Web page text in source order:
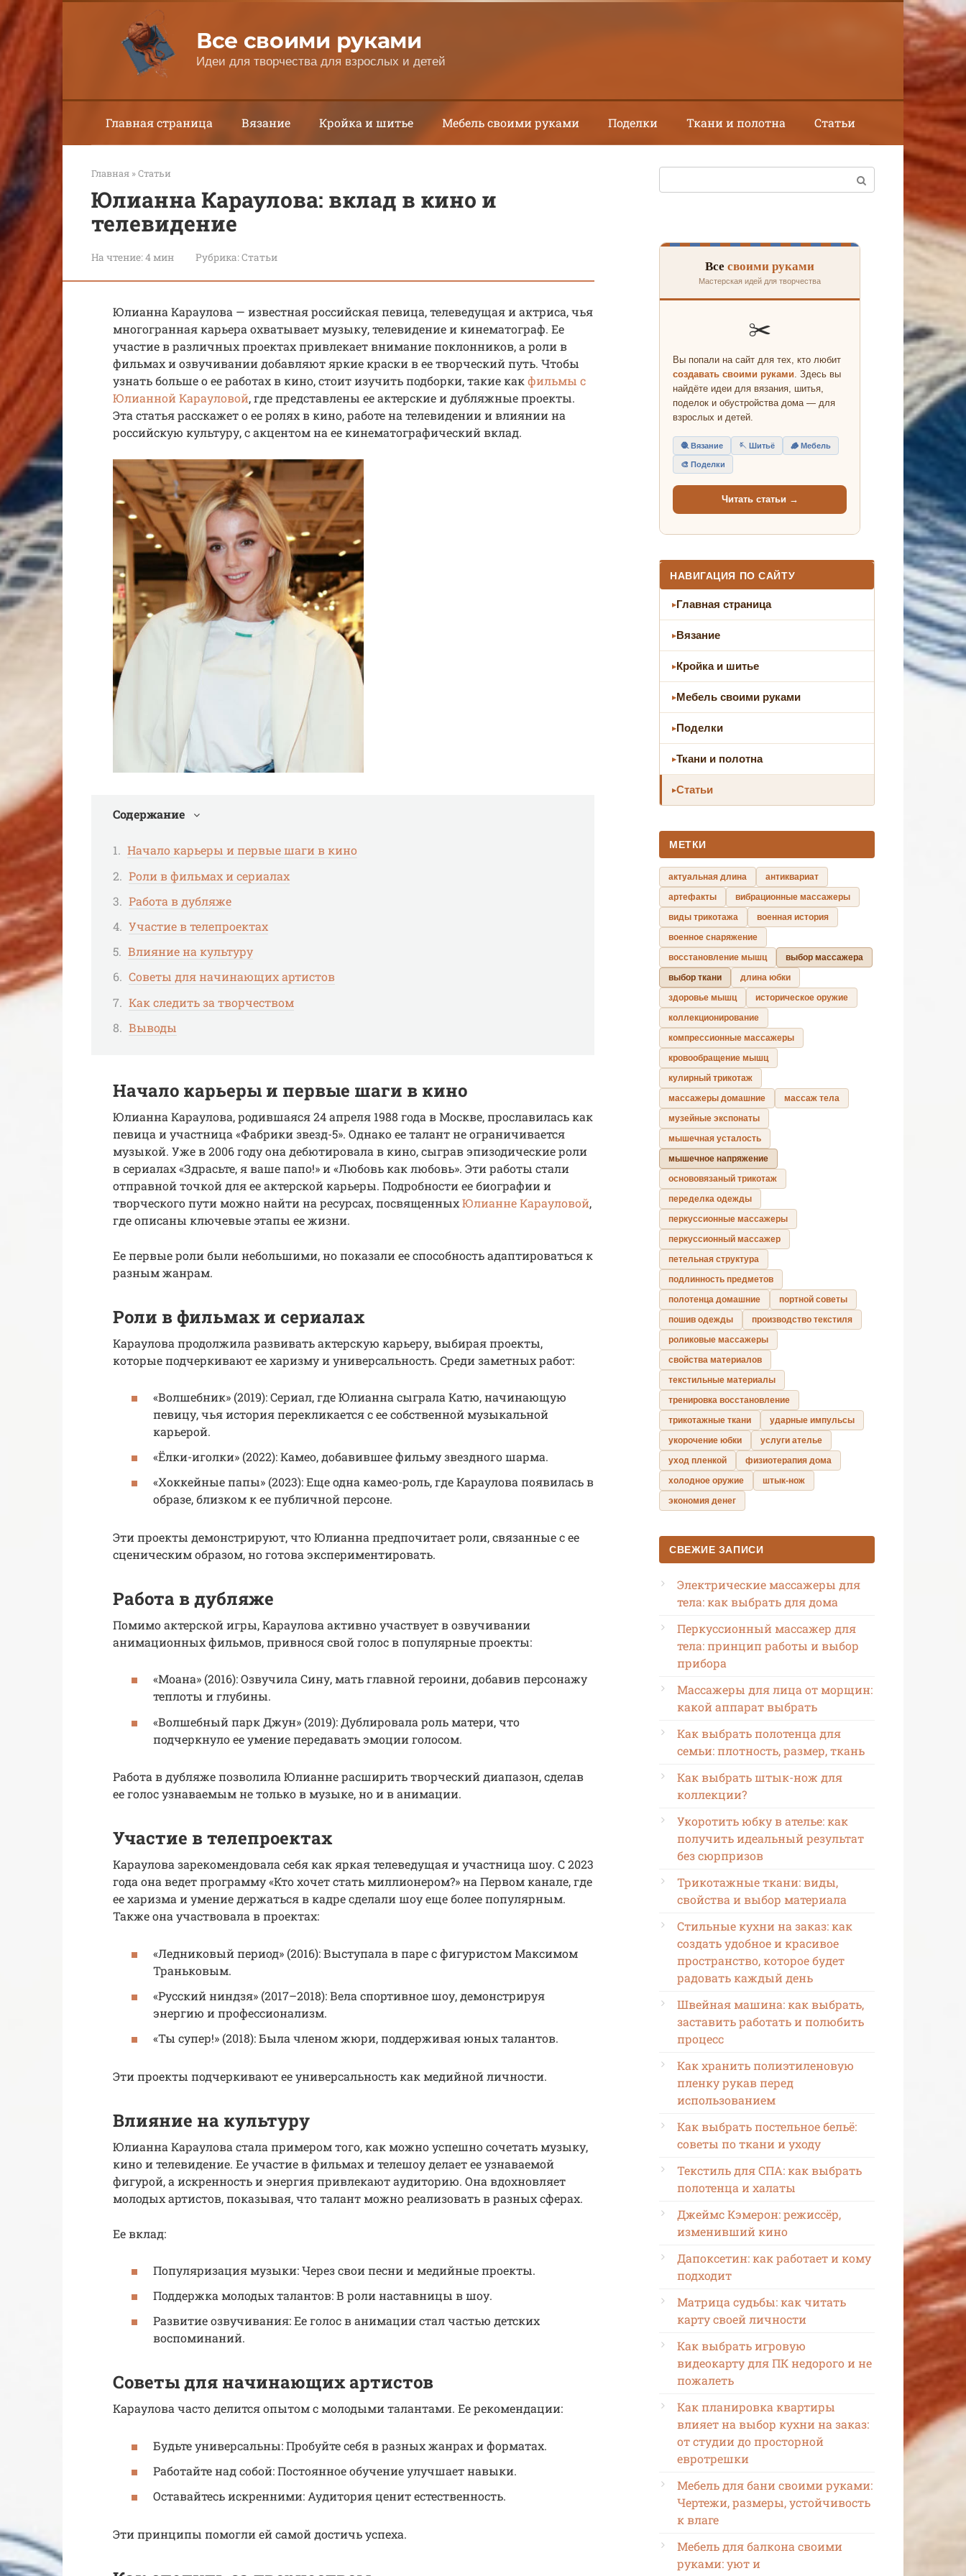
Перейти
к
контенту
Все своими руками
Идеи для творчества для взрослых и детей
Главная страница Вязание Кройка и шитье Мебель своими руками Поделки Ткани и полотна Статьи
Главная »Статьи
Юлианна Караулова: вклад в кино и
телевидение
На чтение:4 мин Рубрика:Статьи
Юлианна Караулова — известная российская певица, телеведущая и актриса, чья
многогранная карьера охватывает музыку, телевидение и кинематограф. Ее
участие в различных проектах привлекает внимание поклонников, а роли в
фильмах и озвучивании добавляют яркие краски в ее творческий путь. Чтобы
узнать больше о ее работах в кино, стоит изучить подборки, такие как фильмы с
Юлианной Карауловой, где представлены ее актерские и дубляжные проекты.
Эта статья расскажет о ее ролях в кино, работе на телевидении и влиянии на
российскую культуру, с акцентом на ее кинематографический вклад.
Содержание
Начало карьеры и первые шаги в кино
Роли в фильмах и сериалах
Работа в дубляже
Участие в телепроектах
Влияние на культуру
Советы для начинающих артистов
Как следить за творчеством
Выводы
Начало карьеры и первые шаги в кино
Юлианна Караулова, родившаяся 24 апреля 1988 года в Москве, прославилась как
певица и участница «Фабрики звезд-5». Однако ее талант не ограничивается
музыкой. Уже в 2006 году она дебютировала в кино, сыграв эпизодические роли
в сериалах «Здрасьте, я ваше папо!» и «Любовь как любовь». Эти работы стали
отправной точкой для ее актерской карьеры. Подробности ее биографии и
творческого пути можно найти на ресурсах, посвященныхЮлианне Карауловой,
где описаны ключевые этапы ее жизни.
Ее первые роли были небольшими, но показали ее способность адаптироваться к
разным жанрам.
Роли в фильмах и сериалах
Караулова продолжила развивать актерскую карьеру, выбирая проекты,
которые подчеркивают ее харизму и универсальность. Среди заметных работ:
«Волшебник» (2019): Сериал, где Юлианна сыграла Катю, начинающую
певицу, чья история перекликается с ее собственной музыкальной
карьерой.
«Ёлки-иголки» (2022): Камео, добавившее фильму звездного шарма.
«Хоккейные папы» (2023): Еще одна камео-роль, где Караулова появилась в
образе, близком к ее публичной персоне.
Эти проекты демонстрируют, что Юлианна предпочитает роли, связанные с ее
сценическим образом, но готова экспериментировать.
Работа в дубляже
Помимо актерской игры, Караулова активно участвует в озвучивании
анимационных фильмов, привнося свой голос в популярные проекты:
«Моана» (2016): Озвучила Сину, мать главной героини, добавив персонажу
теплоты и глубины.
«Волшебный парк Джун» (2019): Дублировала роль матери, что
подчеркнуло ее умение передавать эмоции голосом.
Работа в дубляже позволила Юлианне расширить творческий диапазон, сделав
ее голос узнаваемым не только в музыке, но и в анимации.
Участие в телепроектах
Караулова зарекомендовала себя как яркая телеведущая и участница шоу. С 2023
года она ведет программу «Кто хочет стать миллионером?» на Первом канале, где
ее харизма и умение держаться в кадре сделали шоу еще более популярным.
Также она участвовала в проектах:
«Ледниковый период» (2016): Выступала в паре с фигуристом Максимом
Траньковым.
«Русский ниндзя» (2017–2018): Вела спортивное шоу, демонстрируя
энергию и профессионализм.
«Ты супер!» (2018): Была членом жюри, поддерживая юных талантов.
Эти проекты подчеркивают ее универсальность как медийной личности.
Влияние на культуру
Юлианна Караулова стала примером того, как можно успешно сочетать музыку,
кино и телевидение. Ее участие в фильмах и телешоу делает ее узнаваемой
фигурой, а искренность и энергия привлекают аудиторию. Она вдохновляет
молодых артистов, показывая, что талант можно реализовать в разных сферах.
Ее вклад:
Популяризация музыки: Через свои песни и медийные проекты.
Поддержка молодых талантов: В роли наставницы в шоу.
Развитие озвучивания: Ее голос в анимации стал частью детских
воспоминаний.
Советы для начинающих артистов
Караулова часто делится опытом с молодыми талантами. Ее рекомендации:
Будьте универсальны: Пробуйте себя в разных жанрах и форматах.
Работайте над собой: Постоянное обучение улучшает навыки.
Оставайтесь искренними: Аудитория ценит естественность.
Эти принципы помогли ей самой достичь успеха.
Все своими руками
Мастерская идей для творчества
✂️
Вы попали на сайт для тех, кто любит
создавать своими руками. Здесь вы
найдёте идеи для вязания, шитья,
поделок и обустройства дома — для
взрослых и детей.
🧶 Вязание 🪡 Шитьё 🪵 Мебель
🎨 Поделки
Читать статьи →
НАВИГАЦИЯ ПО САЙТУ
Главная страница
Вязание
Кройка и шитье
Мебель своими руками
Поделки
Ткани и полотна
Статьи
МЕТКИ
актуальная длина
антиквариат
артефакты
вибрационные массажеры
виды трикотажа
военная история
военное снаряжение
восстановление мышц
выбор массажера
выбор ткани
длина юбки
здоровье мышц
историческое оружие
коллекционирование
компрессионные массажеры
кровообращение мышц
кулирный трикотаж
массажеры домашние
массаж тела
музейные экспонаты
мышечная усталость
мышечное напряжение
основовязаный трикотаж
переделка одежды
перкуссионные массажеры
перкуссионный массажер
петельная структура
подлинность предметов
полотенца домашние
портной советы
пошив одежды
производство текстиля
роликовые массажеры
свойства материалов
текстильные материалы
тренировка восстановление
трикотажные ткани
ударные импульсы
укорочение юбки
услуги ателье
уход пленкой
физиотерапия дома
холодное оружие
штык-нож
экономия денег
СВЕЖИЕ ЗАПИСИ
Электрические массажеры для
тела: как выбрать для дома
Перкуссионный массажер для
тела: принцип работы и выбор
прибора
Массажеры для лица от морщин:
какой аппарат выбрать
Как выбрать полотенца для
семьи: плотность, размер, ткань
Как выбрать штык-нож для
коллекции?
Укоротить юбку в ателье: как
получить идеальный результат
без сюрпризов
Трикотажные ткани: виды,
свойства и выбор материала
Стильные кухни на заказ: как
создать удобное и красивое
пространство, которое будет
радовать каждый день
Швейная машина: как выбрать,
заставить работать и полюбить
процесс
Как хранить полиэтиленовую
пленку рукав перед
использованием
Как выбрать постельное бельё:
советы по ткани и уходу
Текстиль для СПА: как выбрать
полотенца и халаты
Джеймс Кэмерон: режиссёр,
изменивший кино
Дапоксетин: как работает и кому
подходит
Матрица судьбы: как читать
карту своей личности
Как выбрать игровую
видеокарту для ПК недорого и не
пожалеть
Как планировка квартиры
влияет на выбор кухни на заказ:
от студии до просторной
евротрешки
Мебель для бани своими руками:
Чертежи, размеры, устойчивость
к влаге
Мебель для балкона своими
руками: уют и